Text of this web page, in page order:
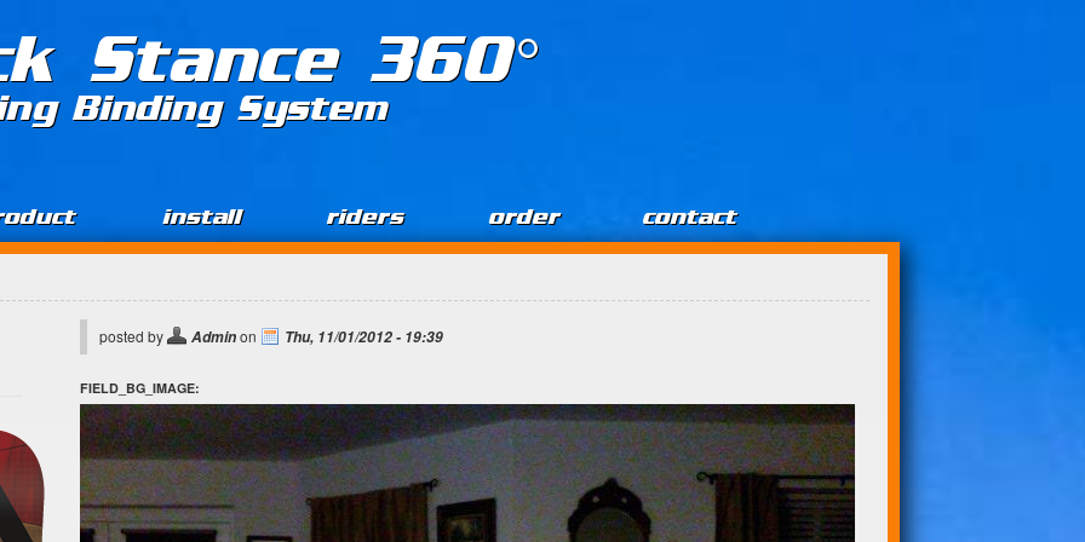
Stance 360°
Binding System
install riders order contact
posted by Adminon Thu, 11/01/2012 - 19:39
FIELD_BG_IMAGE: